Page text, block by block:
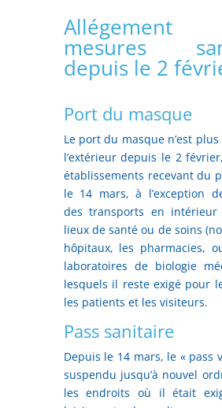
mesures
depuis le 2
Port du masque
Le port du masque n’est
l’extérieur depuis le 2
établissements recevant du
le 14 mars, à l’exception
des transports en
lieux de santé ou de soins
hôpitaux, les pharmacies,
laboratoires de biologie
lesquels il reste exigé pour
les patients et les visiteurs.
Pass sanitaire
Depuis le 14 mars, le « pass
suspendu jusqu’à nouvel
les endroits où il était